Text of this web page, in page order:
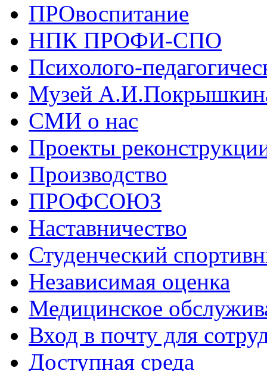
ПРОвоспитание
НПК ПРОФИ-СПО
Психолого-
Музей
СМИ о нас
Проекты
Производство
ПРОФСОЮЗ
Наставничество
Студенческий
Независимая оценка
Медицинское
Вход в почту для
Доступная среда